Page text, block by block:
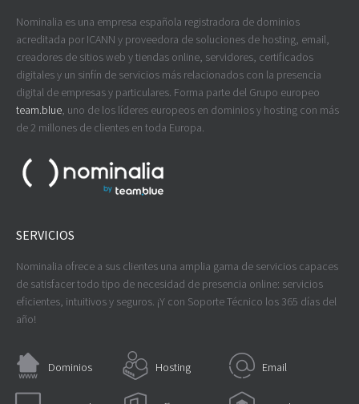
Nominalia es una empresa española registradora de dominios
acreditada por ICANN y proveedora de soluciones de hosting, email,
creadores de sitios web y tiendas online, servidores, certificados
digitales y un sinfín de servicios más relacionados con la presencia
digital de empresas y particulares. Forma parte del Grupo europeo
team.blue, uno de los líderes europeos en dominios y hosting con más
de 2 millones de clientes en toda Europa.
SERVICIOS
Nominalia ofrece a sus clientes una amplia gama de servicios capaces
de satisfacer todo tipo de necesidad de presencia online: servicios
eficientes, intuitivos y seguros. ¡Y con Soporte Técnico los 365 días del
año!
Dominios Hosting Email